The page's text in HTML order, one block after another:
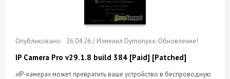
26.04.26 / Изменил Dymonyxx: Обновление!
IP Camera Pro v29.1.8 build 384 [Paid] [Patched]
«IP-камера» может превратить ваше устройство в беспроводную